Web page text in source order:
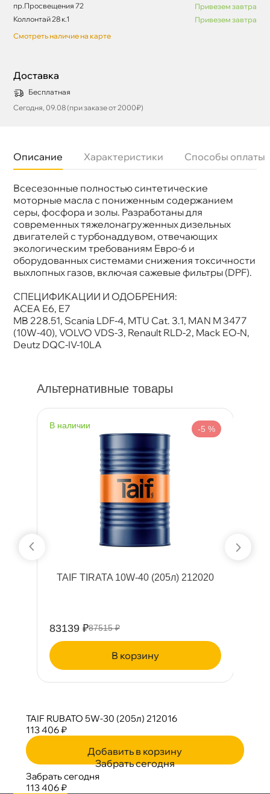
пр.Просвещения 72
Привезем завтра
Коллонтай 28 к.1
Привезем завтра
Смотреть наличие на карте
Доставка
Бесплатная
Сегодня, 09.08 (при заказе от 2000₽)
Описание Характеристики Способы оплаты
сесезонные полностью синтетические
моторные масла с пониженным содержанием
серы, фосфора и золы. Разработаны для
современных тяжелонагруженных дизельных
двигателей с турбонаддувом, отвечающих
экологическим требованиям Евро-6 и
оборудованных системами снижения токсичности
ыхлопных газов, включая сажевые фильтры (DPF).
СПЕЦИФИКАЦИИ И ОДОБРЕНИЯ:
ACEA E6, E7
MB 228.51, Scania LDF-4, MTU Cat. 3.1, MAN M 3477
(10W-40), VOLVO VDS-3, Renault RLD-2, Mack EO-N,
Deutz DQC-IV-10LA
язкость
5W-30
Тип масла
Синтетика
Спецификации
ACEA E6, E7
Объем
205л
Артикул
212016
Применение
Двигатель
Альтернативные товары
наличии -5 %
TAIF TIRATA 10W-40 (205л) 212020
83139 ₽87515 ₽
корзину
TAIF RUBATO 5W-30 (205л) 212016
113 406 ₽
Добавить в корзину
Забрать сегодня
Забрать сегодня
113 406 ₽